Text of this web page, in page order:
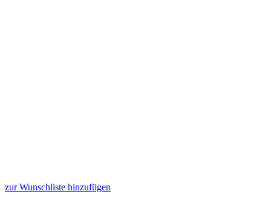
zur Wunschliste hinzufügen